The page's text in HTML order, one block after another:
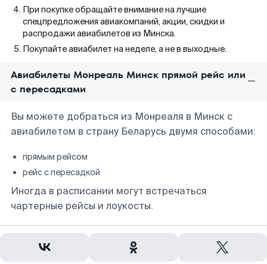
При покупке обращайте внимание на лучшие
спецпредложения авиакомпаний, акции, скидки и
распродажи авиабилетов из Минска.
Покупайте авиабилет на неделе, а не в выходные.
Авиабилеты Монреаль Минск прямой рейс или
с пересадками
Вы можете добраться из Монреаля в Минск с
авиабилетом в страну Беларусь двумя способами:
прямым рейсом
рейс с пересадкой
Иногда в расписании могут встречаться
чартерные рейсы и лоукосты.